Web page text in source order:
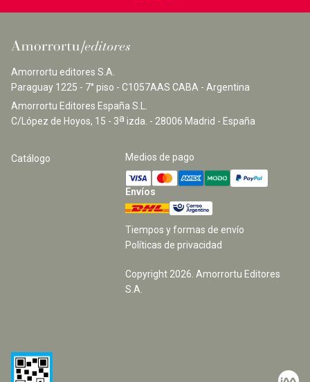
Amorrortu editores S.A.
Paraguay 1225 - 7° piso - C1057AAS CABA - Argentina
Amorrortu Editores España S.L.
C/López de Hoyos, 15 - 3a izda. - 28006 Madrid - España
Catálogo Medios de pago
Envíos
Tiempos y formas de envío
Políticas de privacidad
Copyright 2026 . Amorrortu Editores
S.A.